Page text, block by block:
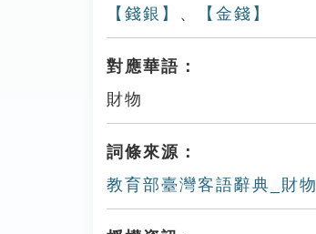
【錢銀】 、 【金錢】
對應華語：
財物
詞條來源：
教育部臺灣客語辭典_財物